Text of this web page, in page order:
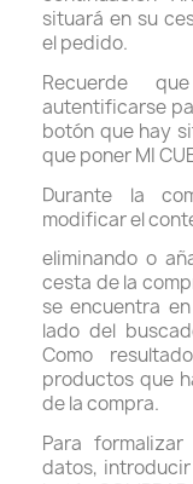
situará en su
el pedido.
Recuerde
autentificarse
botón que hay
que poner MI
Durante la
modificar el
eliminando o
cesta de la
se encuentra
lado del
Como
productos que
de la compra.
Para
datos,